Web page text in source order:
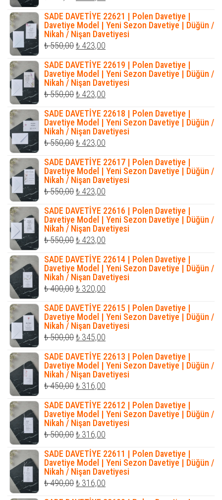
fiyat:
₺ 550,00.
andaki
fiyat:
₺ 423,00.
SADE DAVETİYE 22621 | Polen Davetiye |
Davetiye Model | Yeni Sezon Davetiye | Düğün /
Nikah / Nişan Davetiyesi
₺550,00Orijinal
fiyat:
₺ 550,00.
₺ 423,00
andaki
fiyat:
₺ 423,00.
SADE DAVETİYE 22619 | Polen Davetiye |
Davetiye Model | Yeni Sezon Davetiye | Düğün /
Nikah / Nişan Davetiyesi
₺550,00Orijinal
fiyat:
₺ 550,00.
₺ 423,00
andaki
fiyat:
₺ 423,00.
SADE DAVETİYE 22618 | Polen Davetiye |
Davetiye Model | Yeni Sezon Davetiye | Düğün /
Nikah / Nişan Davetiyesi
₺550,00Orijinal
fiyat:
₺ 550,00.
₺ 423,00
andaki
fiyat:
₺ 423,00.
SADE DAVETİYE 22617 | Polen Davetiye |
Davetiye Model | Yeni Sezon Davetiye | Düğün /
Nikah / Nişan Davetiyesi
₺550,00Orijinal
fiyat:
₺ 550,00.
₺ 423,00
andaki
fiyat:
₺ 423,00.
SADE DAVETİYE 22616 | Polen Davetiye |
Davetiye Model | Yeni Sezon Davetiye | Düğün /
Nikah / Nişan Davetiyesi
₺550,00Orijinal
fiyat:
₺ 550,00.
₺ 423,00
andaki
fiyat:
₺ 423,00.
SADE DAVETİYE 22614 | Polen Davetiye |
Davetiye Model | Yeni Sezon Davetiye | Düğün /
Nikah / Nişan Davetiyesi
₺400,00Orijinal
fiyat:
₺ 400,00.
₺ 320,00
andaki
fiyat:
₺ 320,00.
SADE DAVETİYE 22615 | Polen Davetiye |
Davetiye Model | Yeni Sezon Davetiye | Düğün /
Nikah / Nişan Davetiyesi
₺500,00Orijinal
fiyat:
₺ 500,00.
₺ 345,00
andaki
fiyat:
₺ 345,00.
SADE DAVETİYE 22613 | Polen Davetiye |
Davetiye Model | Yeni Sezon Davetiye | Düğün /
Nikah / Nişan Davetiyesi
₺450,00Orijinal
fiyat:
₺ 450,00.
₺ 316,00
andaki
fiyat:
₺ 316,00.
SADE DAVETİYE 22612 | Polen Davetiye |
Davetiye Model | Yeni Sezon Davetiye | Düğün /
Nikah / Nişan Davetiyesi
₺500,00Orijinal
fiyat:
₺ 500,00.
₺ 316,00
andaki
fiyat:
₺ 316,00.
SADE DAVETİYE 22611 | Polen Davetiye |
Davetiye Model | Yeni Sezon Davetiye | Düğün /
Nikah / Nişan Davetiyesi
₺490,00Orijinal
fiyat:
₺ 316,00
andaki